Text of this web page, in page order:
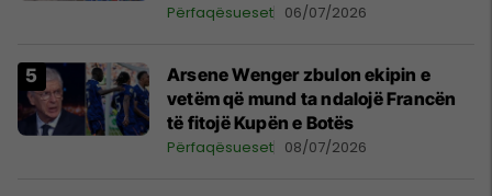
Përfaqësueset 06/07/2026
Arsene Wenger zbulon ekipin e
vetëm që mund ta ndalojë Francën
të fitojë Kupën e Botës
Përfaqësueset 08/07/2026